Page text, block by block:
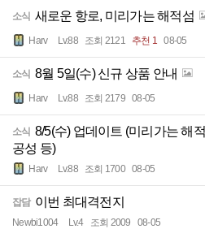
소식 새로운 항로, 미리가는 해적섬
Harv Lv.88 조회 2121 추천 1 08-05
소식 8월 5일(수) 신규 상품 안내
Harv Lv.88 조회 2179 08-05
소식 8/5(수) 업데이트 (미리가는 해
공성 등)
Harv Lv.88 조회 1700 08-05
잡담 이번 최대격전지
Newbi1004 Lv.4 조회 2009 08-05